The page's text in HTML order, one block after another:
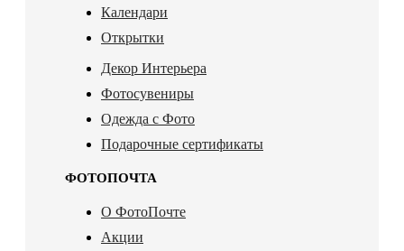
Календари
Открытки
Декор Интерьера
Фотосувениры
Одежда с Фото
Подарочные сертификаты
ФОТОПОЧТА
О ФотоПочте
Акции